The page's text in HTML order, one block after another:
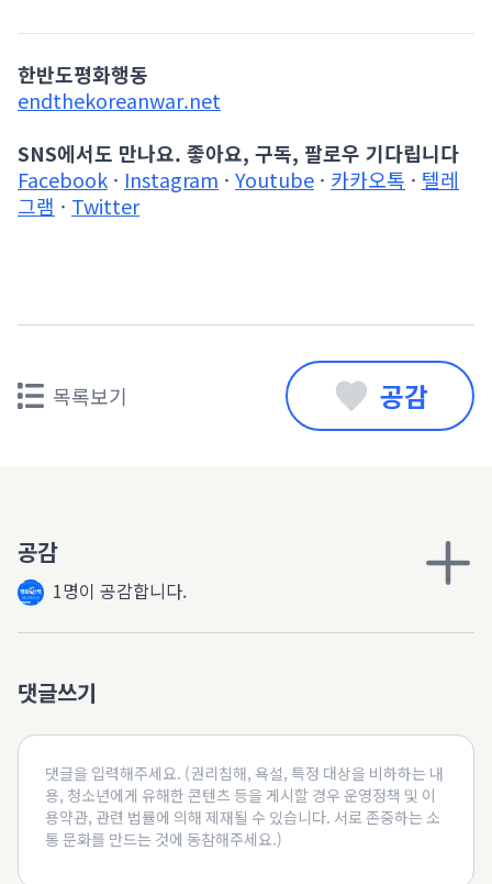
한반도평화행동
endthekoreanwar.net
SNS에서도 만나요. 좋아요, 구독, 팔로우 기다립니다
Facebook · Instagram · Youtube · 카카오톡 · 텔레
그램 · Twitter
목록보기 공감
공감
1명이 공감합니다.
댓글쓰기